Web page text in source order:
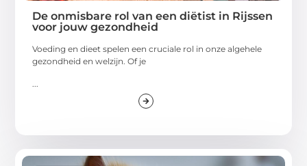
De onmisbare rol van een diëtist in Rijssen
voor jouw gezondheid
Voeding en dieet spelen een cruciale rol in onze algehele
gezondheid en welzijn. Of je